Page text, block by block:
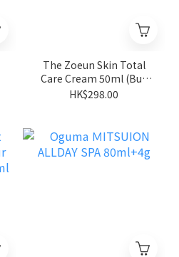
The Zoeun Skin Total
Care Cream 50ml (Buy
one get one free)
HK$298.00